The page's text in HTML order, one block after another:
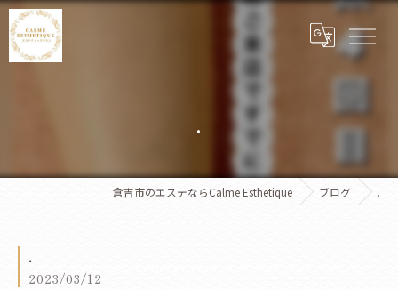
.
倉吉市のエステならCalme Esthetique ブログ .
.
2023/03/12